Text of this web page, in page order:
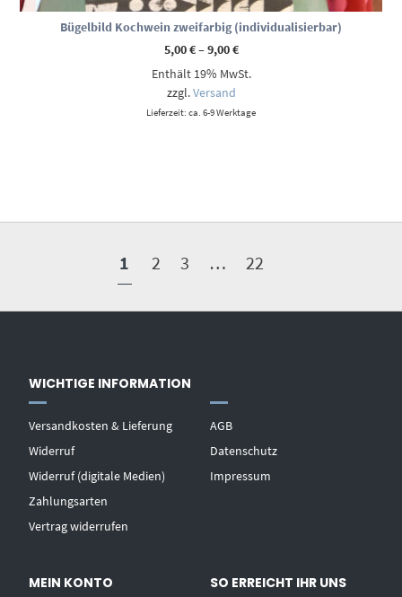
Bügelbild Kochwein zweifarbig (individualisierbar)
5,00€–9,00€Preisspanne:
bis
Enthält 19% MwSt.
zzgl.Versand
Lieferzeit: ca. 6-9 Werktage
1 2 3 … 22
WICHTIGE INFORMATION
Versandkosten & Lieferung
Widerruf
Widerruf (digitale Medien)
Zahlungsarten
Vertrag widerrufen
AGB
Datenschutz
Impressum
MEIN KONTO SO ERREICHT IHR UNS